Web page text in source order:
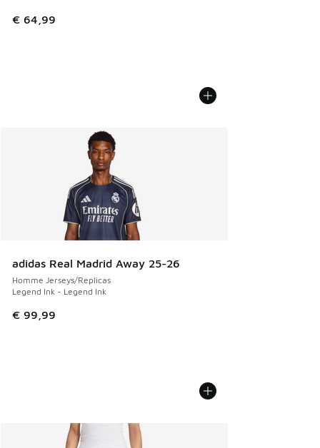
€ 64,99
adidas Real Madrid Away 25-26
Homme Jerseys/Replicas
Legend Ink - Legend Ink
€ 99,99